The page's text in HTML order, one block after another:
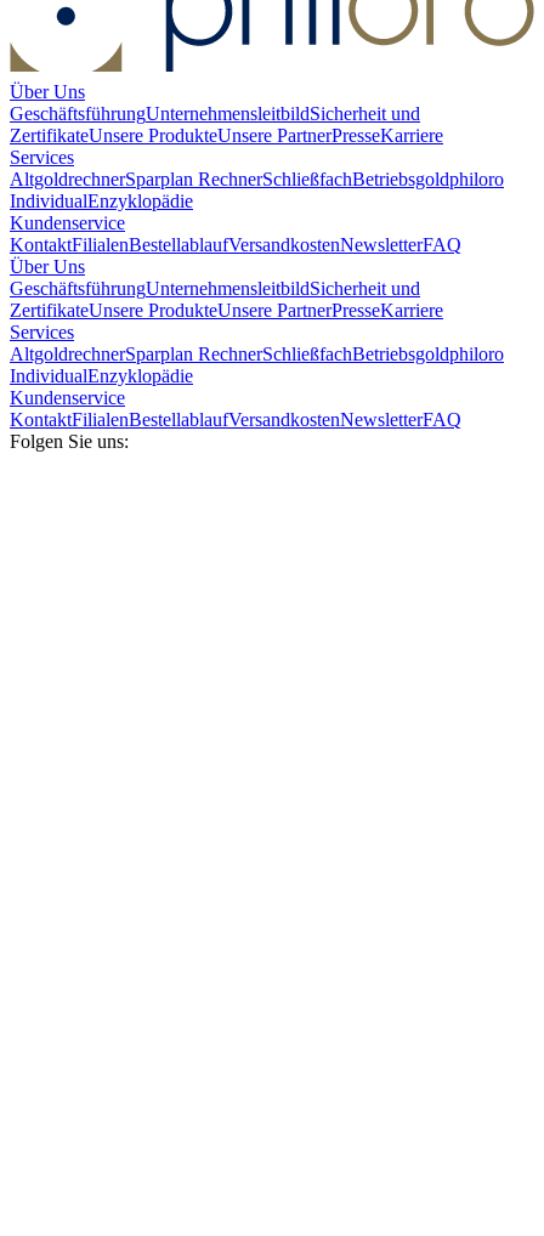
Über Uns
GeschäftsführungUnternehmensleitbildSicherheit und
ZertifikateUnsere ProdukteUnsere PartnerPresseKarriere
Services
AltgoldrechnerSparplan RechnerSchließfachBetriebsgoldphiloro
IndividualEnzyklopädie
Kundenservice
KontaktFilialenBestellablaufVersandkostenNewsletterFAQ
Über Uns
GeschäftsführungUnternehmensleitbildSicherheit und
ZertifikateUnsere ProdukteUnsere PartnerPresseKarriere
Services
AltgoldrechnerSparplan RechnerSchließfachBetriebsgoldphiloro
IndividualEnzyklopädie
Kundenservice
KontaktFilialenBestellablaufVersandkostenNewsletterFAQ
Folgen Sie uns: